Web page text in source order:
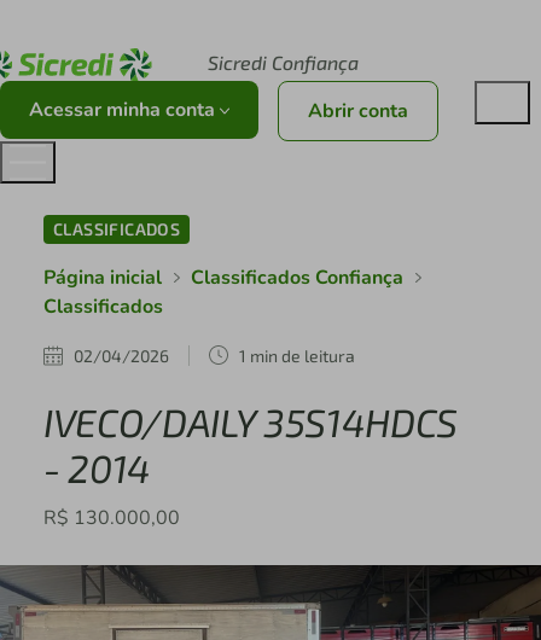
Sicredi Confiança
Acessar minha conta Abrir conta
CLASSIFICADOS
Página inicial
Classificados Confiança
Classificados
02/04/2026 1 min de leitura
IVECO/DAILY 35S14HDCS
- 2014
R$ 130.000,00